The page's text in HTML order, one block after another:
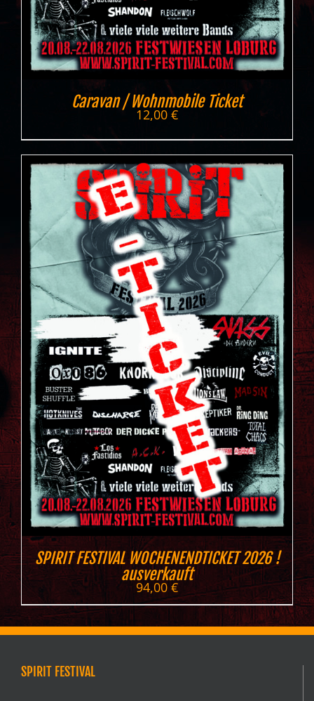
Caravan / Wohnmobile Ticket
12,00 €
SPIRIT FESTIVAL WOCHENENDTICKET 2026 !
ausverkauft
94,00 €
SPIRIT FESTIVAL